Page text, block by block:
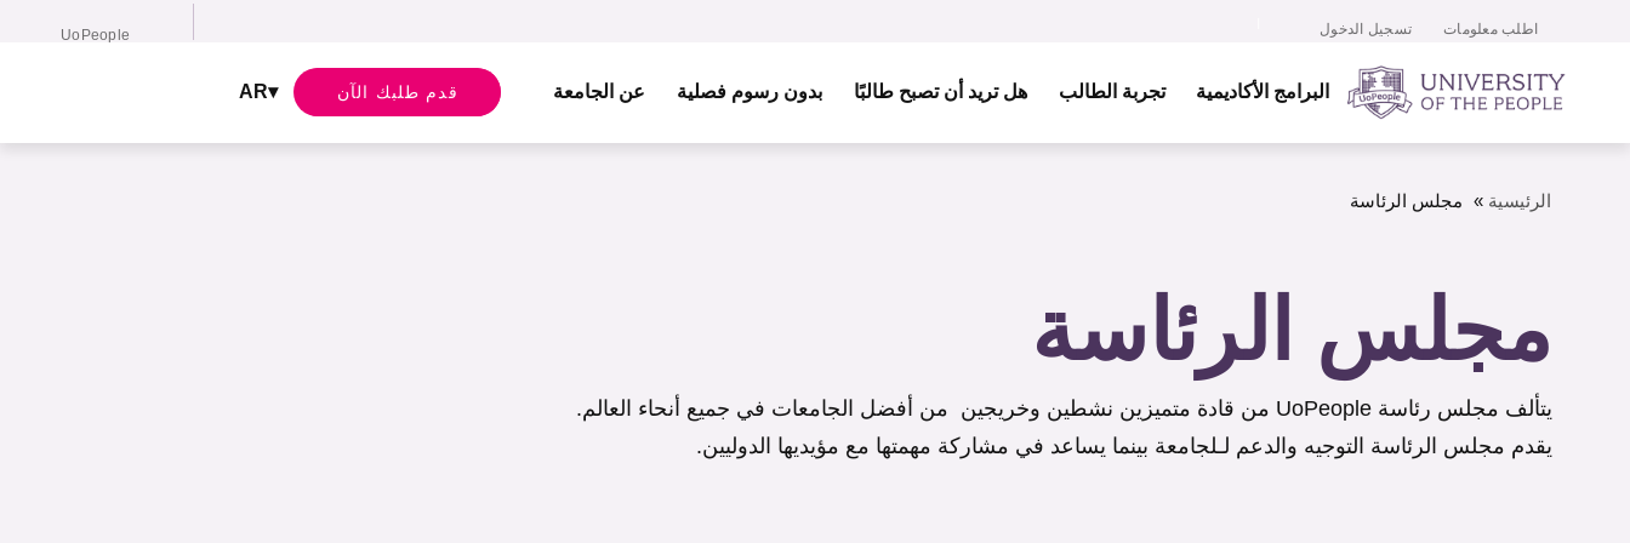
اطلب معلومات تسجيل الدخول
UoPeople
البرامج الأكاديمية تجربة الطالب هل تريد أن تصبح طالبًا بدون رسوم فصلية عن الجامعة قدم طلبك الآن AR
الرئيسية » مجلس الرئاسة
مجلس الرئاسة
يتألف مجلس رئاسة UoPeople من قادة متميزين نشطين وخريجين من أفضل الجامعات في جميع أنحاء العالم.
يقدم مجلس الرئاسة التوجيه والدعم لـلجامعة بينما يساعد في مشاركة مهمتها مع مؤيديها الدوليين.